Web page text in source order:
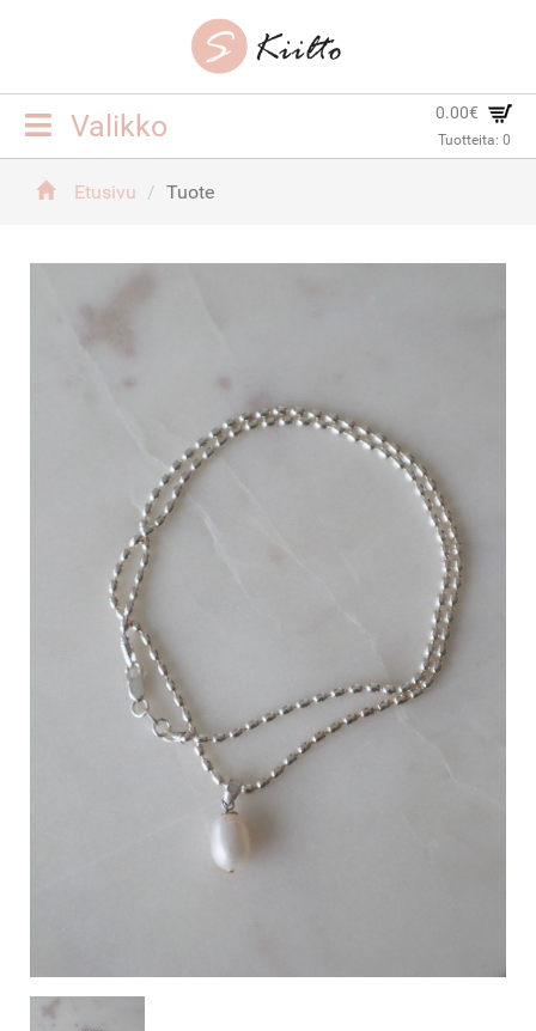
Toggle
navigation
Valikko 0.00€
Tuotteita: 0
ETUSIVU
TOIMITUSEHDOT
Etusivu Tuote